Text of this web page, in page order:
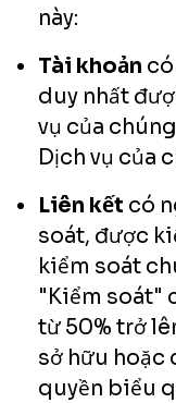
này:
Tài khoản
duy nhất
vụ của
Dịch vụ của
Liên kết có
soát, được
kiểm soát
"Kiểm soát"
từ 50% trở
sở hữu hoặc
quyền biểu